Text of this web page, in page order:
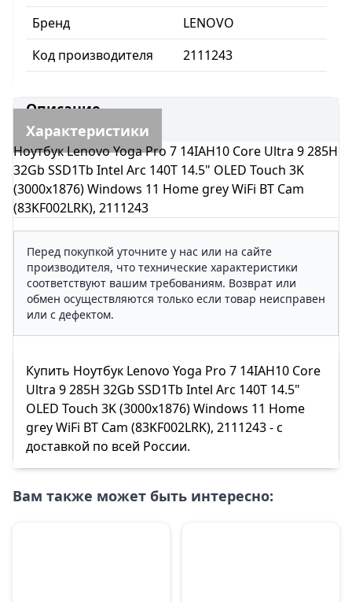
Бренд
LENOVO
Код производителя
2111243
Описание
Характеристики
Ноутбук Lenovo Yoga Pro 7 14IAH10 Core Ultra 9 285H
32Gb SSD1Tb Intel Arc 140T 14.5" OLED Touch 3K
(3000x1876) Windows 11 Home grey WiFi BT Cam
(83KF002LRK), 2111243
Перед покупкой уточните у нас или на сайте
производителя, что технические характеристики
соответствуют вашим требованиям. Возврат или
обмен осуществляются только если товар неисправен
или с дефектом.
Купить Ноутбук Lenovo Yoga Pro 7 14IAH10 Core
Ultra 9 285H 32Gb SSD1Tb Intel Arc 140T 14.5"
OLED Touch 3K (3000x1876) Windows 11 Home
grey WiFi BT Cam (83KF002LRK), 2111243 - с
доставкой по всей России.
Вам также может быть интересно: